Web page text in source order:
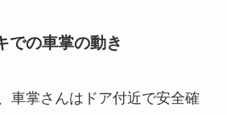
での車掌の動き
車掌さんはドア付近で安全確